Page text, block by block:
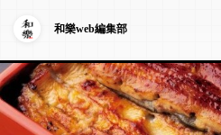
和樂web編集部